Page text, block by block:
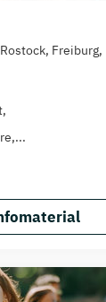
Freiburg,